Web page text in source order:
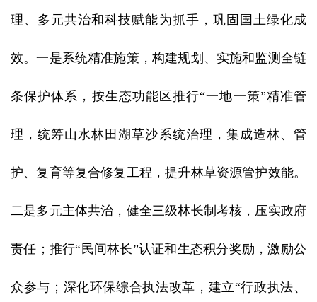
理、多元共治和科技赋能为抓手，巩固国土绿化成
效。一是系统精准施策，构建规划、实施和监测全链
条保护体系，按生态功能区推行“一地一策”精准管
理，统筹山水林田湖草沙系统治理，集成造林、管
护、复育等复合修复工程，提升林草资源管护效能。
二是多元主体共治，健全三级林长制考核，压实政府
责任；推行“民间林长”认证和生态积分奖励，激励公
众参与；深化环保综合执法改革，建立“行政执法、